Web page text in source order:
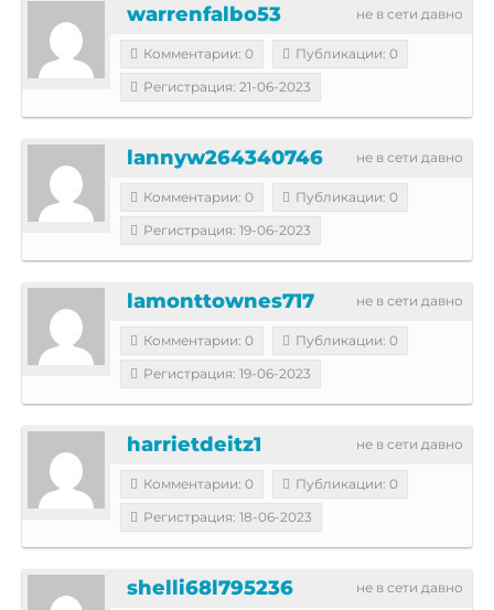
не в сети давно
warrenfalbo53
Комментарии: 0
Публикации: 0
Регистрация: 21-06-2023
не в сети давно
lannyw264340746
Комментарии: 0
Публикации: 0
Регистрация: 19-06-2023
не в сети давно
lamonttownes717
Комментарии: 0
Публикации: 0
Регистрация: 19-06-2023
не в сети давно
harrietdeitz1
Комментарии: 0
Публикации: 0
Регистрация: 18-06-2023
не в сети давно
shelli68l795236